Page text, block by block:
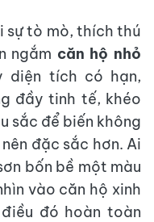
sự tò mò, thích thú
ngắm căn hộ nhỏ
diện tích có hạn,
đầy tinh tế, khéo
sắc để biến không
đặc sắc hơn. Ai
bốn bề một màu
vào căn hộ xinh
đó hoàn toàn